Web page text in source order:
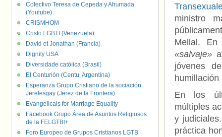
ministro
Mellal.
«salvaje»
jóvenes
humillación
En los
múltiples
y
práctica
Colectivo Teresa de Cepeda y Ahumada
(Youtube)
CRISMHOM
Cristo LGBTI (Venezuela)
David et Jonathan (Francia)
Dignity USA
Diversidade católica (Brasil)
El Centurión (Centu, Argentina)
Esperanza Grupo Cristiano de la sociación
Jerelesgay (Jerez de la Frontera)
Evangelicals for Marriage Equality
Facebook Grupo Área de Asuntos Religiosos
de la FELGTBI+
Foro Europeo de Grupos Cristianos LGTB